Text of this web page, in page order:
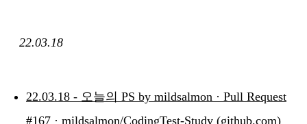
22.03.18
22.03.18 - 오늘의 PS by mildsalmon · Pull Request
#167 · mildsalmon/CodingTest-Study (github.com)